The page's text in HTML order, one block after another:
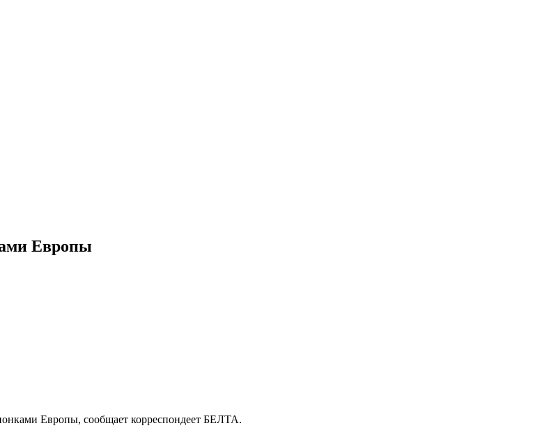
Европы
Европы, сообщает корреспондеет БЕЛТА.